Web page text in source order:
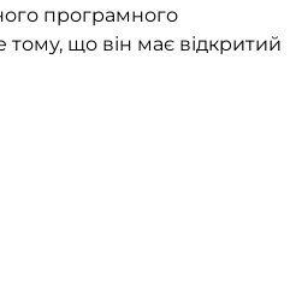
програмного
що він має відкритий